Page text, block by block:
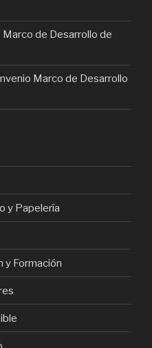
Marco de Desarrollo de
Marco de Desarrollo
y Papelería
y Formación